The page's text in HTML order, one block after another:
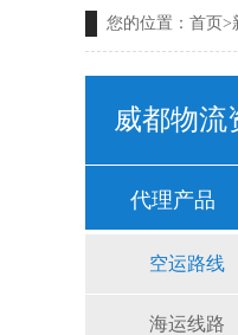
您的位置： 首页>
威都物流
代理产品
空运路线
海运线路